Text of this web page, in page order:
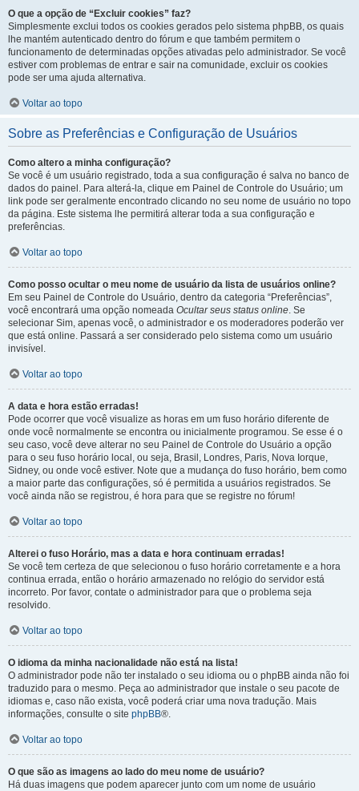
O que a opção de “Excluir cookies” faz?
Simplesmente exclui todos os cookies gerados pelo sistema phpBB, os quais
lhe mantém autenticado dentro do fórum e que também permitem o
funcionamento de determinadas opções ativadas pelo administrador. Se você
estiver com problemas de entrar e sair na comunidade, excluir os cookies
pode ser uma ajuda alternativa.
Voltar ao topo
Sobre as Preferências e Configuração de Usuários
Como altero a minha configuração?
Se você é um usuário registrado, toda a sua configuração é salva no banco de
dados do painel. Para alterá-la, clique em Painel de Controle do Usuário; um
link pode ser geralmente encontrado clicando no seu nome de usuário no topo
da página. Este sistema lhe permitirá alterar toda a sua configuração e
preferências.
Voltar ao topo
Como posso ocultar o meu nome de usuário da lista de usuários online?
Em seu Painel de Controle do Usuário, dentro da categoria “Preferências”,
você encontrará uma opção nomeada Ocultar seus status online. Se
selecionar Sim, apenas você, o administrador e os moderadores poderão ver
que está online. Passará a ser considerado pelo sistema como um usuário
invisível.
Voltar ao topo
A data e hora estão erradas!
Pode ocorrer que você visualize as horas em um fuso horário diferente de
onde você normalmente se encontra ou inicialmente programou. Se esse é o
seu caso, você deve alterar no seu Painel de Controle do Usuário a opção
para o seu fuso horário local, ou seja, Brasil, Londres, Paris, Nova Iorque,
Sidney, ou onde você estiver. Note que a mudança do fuso horário, bem como
a maior parte das configurações, só é permitida a usuários registrados. Se
você ainda não se registrou, é hora para que se registre no fórum!
Voltar ao topo
Alterei o fuso Horário, mas a data e hora continuam erradas!
Se você tem certeza de que selecionou o fuso horário corretamente e a hora
continua errada, então o horário armazenado no relógio do servidor está
incorreto. Por favor, contate o administrador para que o problema seja
resolvido.
Voltar ao topo
O idioma da minha nacionalidade não está na lista!
O administrador pode não ter instalado o seu idioma ou o phpBB ainda não foi
traduzido para o mesmo. Peça ao administrador que instale o seu pacote de
idiomas e, caso não exista, você poderá criar uma nova tradução. Mais
informações, consulte o site phpBB®.
Voltar ao topo
O que são as imagens ao lado do meu nome de usuário?
Há duas imagens que podem aparecer junto com um nome de usuário